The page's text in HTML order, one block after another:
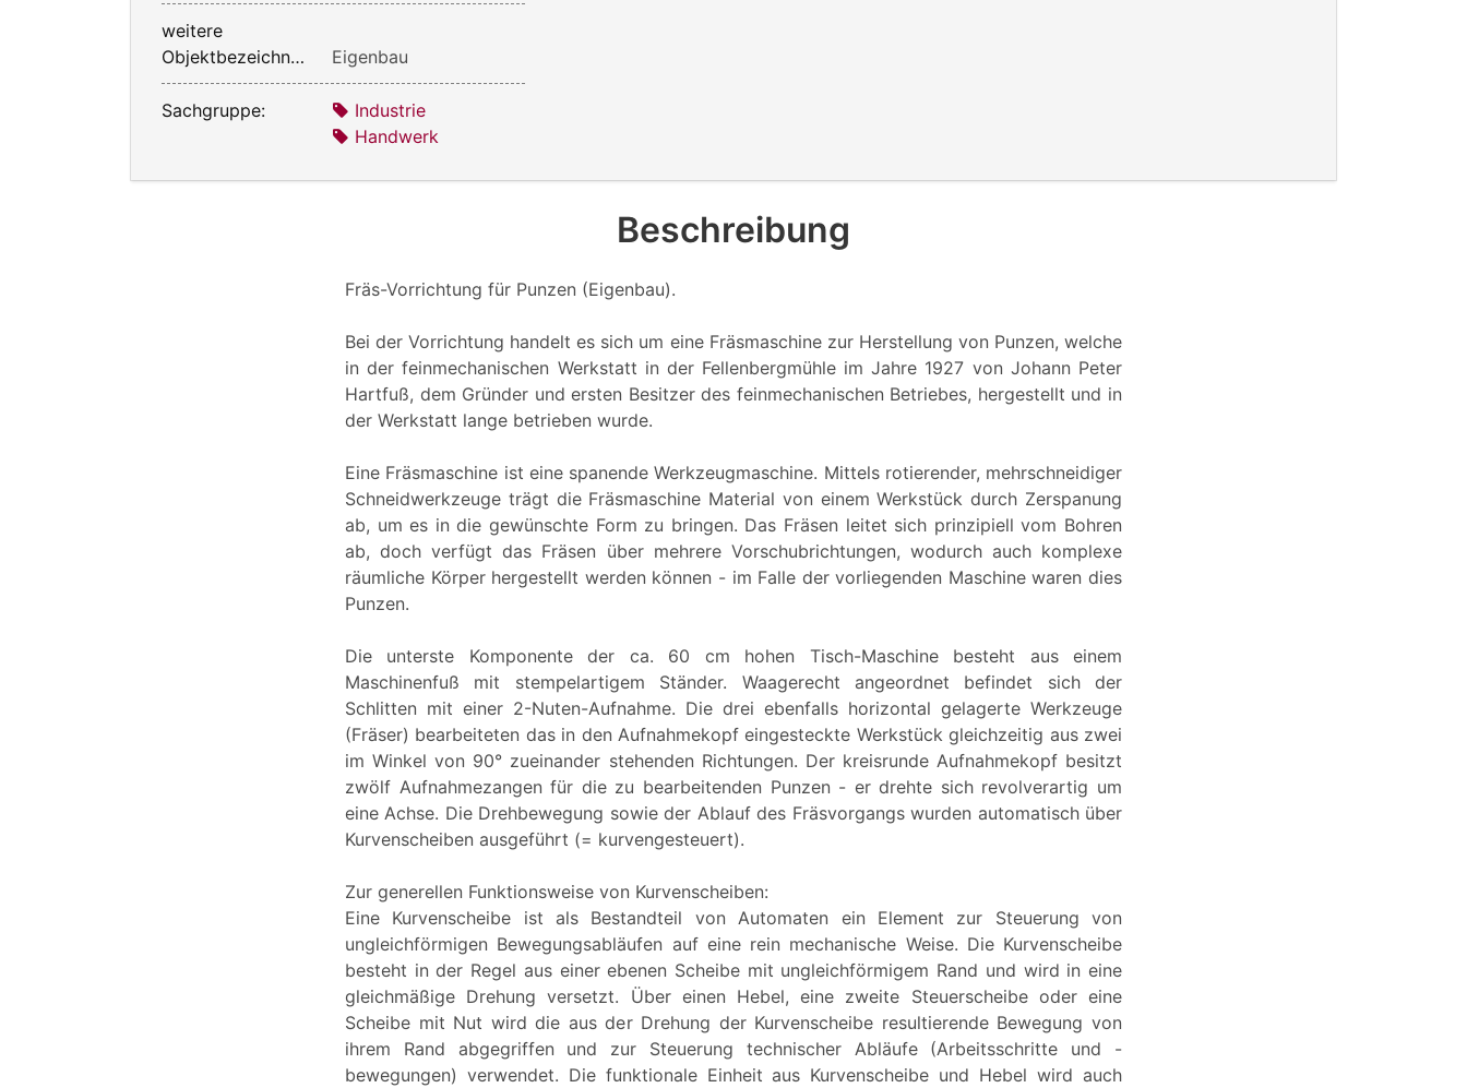
weitere
Objektbezeichnung:
Eigenbau
Sachgruppe:
Industrie
Handwerk
Beschreibung
Fräs-Vorrichtung für Punzen (Eigenbau).
Bei der Vorrichtung handelt es sich um eine Fräsmaschine zur Herstellung von Punzen, welche
in der feinmechanischen Werkstatt in der Fellenbergmühle im Jahre 1927 von Johann Peter
Hartfuß, dem Gründer und ersten Besitzer des feinmechanischen Betriebes, hergestellt und in
der Werkstatt lange betrieben wurde.
Eine Fräsmaschine ist eine spanende Werkzeugmaschine. Mittels rotierender, mehrschneidiger
Schneidwerkzeuge trägt die Fräsmaschine Material von einem Werkstück durch Zerspanung
ab, um es in die gewünschte Form zu bringen. Das Fräsen leitet sich prinzipiell vom Bohren
ab, doch verfügt das Fräsen über mehrere Vorschubrichtungen, wodurch auch komplexe
räumliche Körper hergestellt werden können - im Falle der vorliegenden Maschine waren dies
Punzen.
Die unterste Komponente der ca. 60 cm hohen Tisch-Maschine besteht aus einem
Maschinenfuß mit stempelartigem Ständer. Waagerecht angeordnet befindet sich der
Schlitten mit einer 2-Nuten-Aufnahme. Die drei ebenfalls horizontal gelagerte Werkzeuge
(Fräser) bearbeiteten das in den Aufnahmekopf eingesteckte Werkstück gleichzeitig aus zwei
im Winkel von 90° zueinander stehenden Richtungen. Der kreisrunde Aufnahmekopf besitzt
zwölf Aufnahmezangen für die zu bearbeitenden Punzen - er drehte sich revolverartig um
eine Achse. Die Drehbewegung sowie der Ablauf des Fräsvorgangs wurden automatisch über
Kurvenscheiben ausgeführt (= kurvengesteuert).
Zur generellen Funktionsweise von Kurvenscheiben:
Eine Kurvenscheibe ist als Bestandteil von Automaten ein Element zur Steuerung von
ungleichförmigen Bewegungsabläufen auf eine rein mechanische Weise. Die Kurvenscheibe
besteht in der Regel aus einer ebenen Scheibe mit ungleichförmigem Rand und wird in eine
gleichmäßige Drehung versetzt. Über einen Hebel, eine zweite Steuerscheibe oder eine
Scheibe mit Nut wird die aus der Drehung der Kurvenscheibe resultierende Bewegung von
ihrem Rand abgegriffen und zur Steuerung technischer Abläufe (Arbeitsschritte und -
bewegungen) verwendet. Die funktionale Einheit aus Kurvenscheibe und Hebel wird auch